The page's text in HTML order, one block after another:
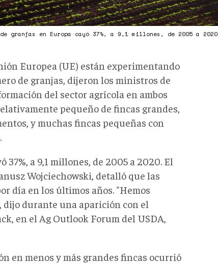
granjas en Europa cayó 37%, a 9,1 millones, de 2005 a 2020
Europea (UE) están experimentando
de granjas, dijeron los ministros de
del sector agrícola en ambos
pequeño de fincas grandes,
y muchas fincas pequeñas con
a 9,1 millones, de 2005 a 2020. El
Wojciechowski, detalló que las
día en los últimos años. "Hemos
durante una aparición con el
en el Ag Outlook Forum del USDA,
en menos y más grandes fincas ocurrió